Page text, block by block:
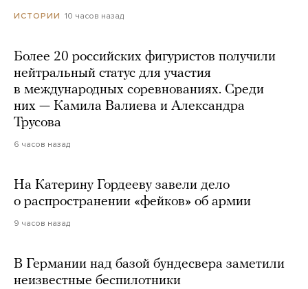
ИСТОРИИ 10 часов назад
Более 20 российских фигуристов получили
нейтральный статус для участия
в международных соревнованиях. Среди
них — Камила Валиева и Александра
Трусова
6 часов назад
На Катерину Гордееву завели дело
о распространении «фейков» об армии
9 часов назад
В Германии над базой бундесвера заметили
неизвестные беспилотники